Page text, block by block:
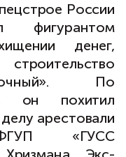
России
денег,
По
он похитил
арестовали
«ГУСС